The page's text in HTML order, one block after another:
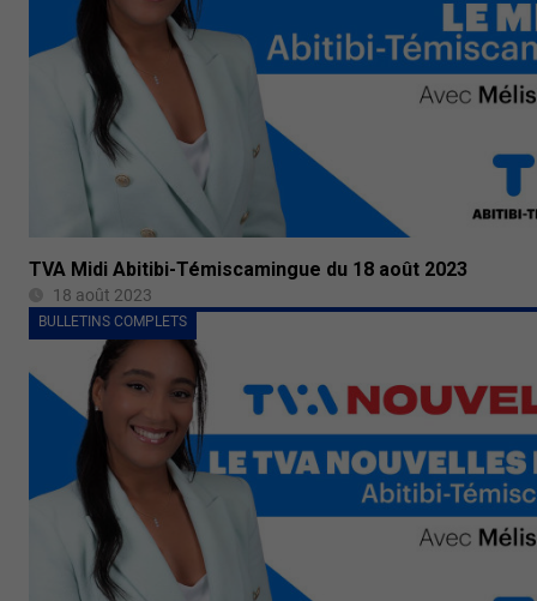
TVA Midi Abitibi-Témiscamingue du 18 août 2023
18 août 2023
BULLETINS COMPLETS